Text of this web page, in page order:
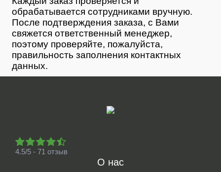
обрабатывается сотрудниками вручную.
После подтверждения заказа, с Вами
свяжется ответственный менеджер,
поэтому проверяйте, пожалуйста,
правильность заполнения контактных
данных.
4.5/5 - 71 отзыв
О нас